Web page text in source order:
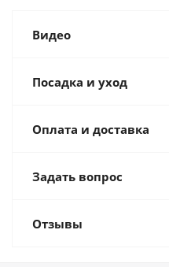
Видео
Посадка и уход
Оплата и доставка
Задать вопрос
Отзывы